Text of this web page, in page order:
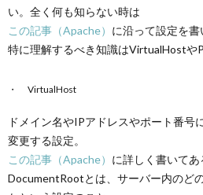
い。全く何も知らない時は
この記事（Apache） に沿って設定を書
特に理解するべき知識はVirtualHostや
VirtualHost
ドメイン名やIPアドレスやポート番
変更する設定。
この記事（Apache） に詳しく書いてあ
DocumentRootとは、サーバー内のど